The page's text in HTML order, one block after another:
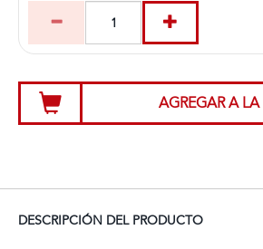
AGREGAR A
DESCRIPCIÓN DEL PRODUCTO